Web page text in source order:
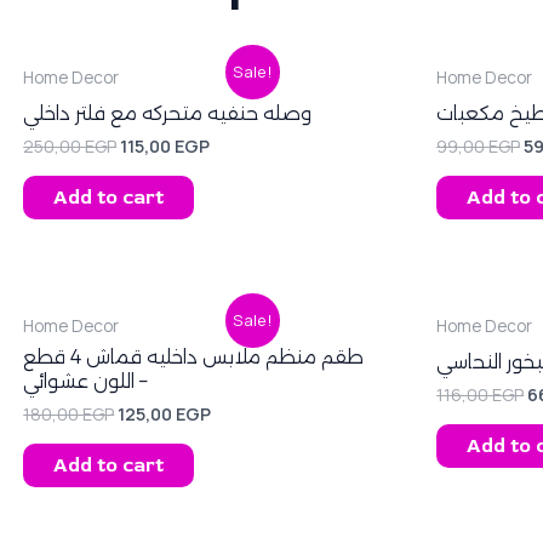
Sale!
Home Decor
وصله حنفيه متحركه مع فلتر داخلي
250,00EGP
was:
250,00 EGP.
115,00 EGP
Current
price
is:
115,00 EGP.
Add to cart
Home Decor
مكعبات
99,00EGP
Add to
Sale!
Home Decor
طقم منظم ملابس داخليه قماش 4 قطع
– اللون عشوائي
180,00EGP
was:
180,00 EGP.
125,00 EGP
Current
price
is:
125,00 EGP.
Add to cart
Home Decor
النحاسي
116,00EGP
Add to